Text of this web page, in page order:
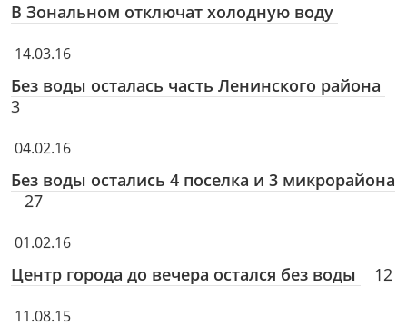
В Зональном отключат холодную воду
14.03.16
Без воды осталась часть Ленинского района
3
04.02.16
Без воды остались 4 поселка и 3 микрорайона
27
01.02.16
Центр города до вечера остался без воды 12
11.08.15